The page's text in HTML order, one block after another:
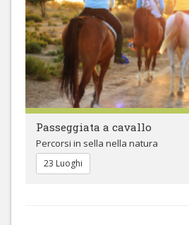
Passeggiata a cavallo
Percorsi in sella nella natura
23 Luoghi